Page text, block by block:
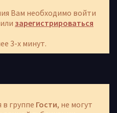
Вам необходимо войти
зарегистрироваться
3-х минут.
группе Гости, не могут